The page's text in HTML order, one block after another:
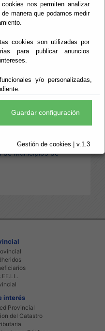
nos permiten analizar
manera que podamos medir
cookies son utilizadas por
para publicar anuncios
y/o personalizadas,
Guardar configuración
Gestión de cookies | v.1.3
Municipal 2013
Municipal 2010
Plan en 2011
Plan en 2012
Municipal 2009
Plan en 2010
sobre
Energetica en
de Municipios de
interés
Provincial
del Catastro